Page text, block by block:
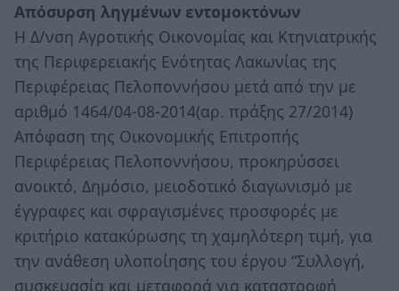
Απόσυρση ληγμένων εντομοκτόνων
Η Δ/νση Αγροτικής Οικονομίας και Κτηνιατρικής
της Περιφερειακής Ενότητας Λακωνίας της
Περιφέρειας Πελοποννήσου μετά από την με
αριθμό 1464/04-08-2014(αρ. πράξης 27/2014)
Απόφαση της Οικονομικής Επιτροπής
Περιφέρειας Πελοποννήσου, προκηρύσσει
ανοικτό, Δημόσιο, μειοδοτικό διαγωνισμό με
έγγραφες και σφραγισμένες προσφορές με
κριτήριο κατακύρωσης τη χαμηλότερη τιμή, για
την ανάθεση υλοποίησης του έργου “Συλλογή,
συσκευασία και μεταφορά για καταστροφή